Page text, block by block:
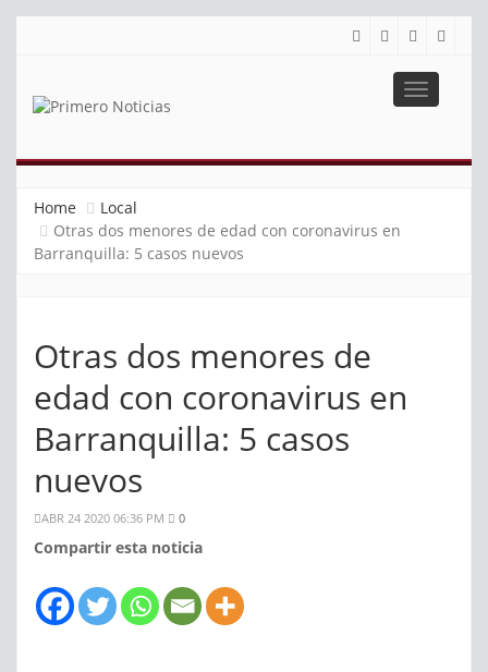
Toggle
Home
Local
Otras dos menores de edad con coronavirus en
Barranquilla: 5 casos nuevos
Otras dos menores de
edad con coronavirus en
Barranquilla: 5 casos
nuevos
ABR 24 2020 06:36 PM 0
Compartir esta noticia